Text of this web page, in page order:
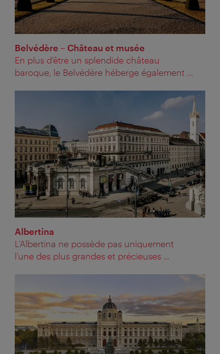
Belvédère – Château et musée
En plus d'être un splendide château
baroque, le Belvédère héberge également ...
Albertina
L’Albertina ne possède pas uniquement
l’une des plus grandes et précieuses ...